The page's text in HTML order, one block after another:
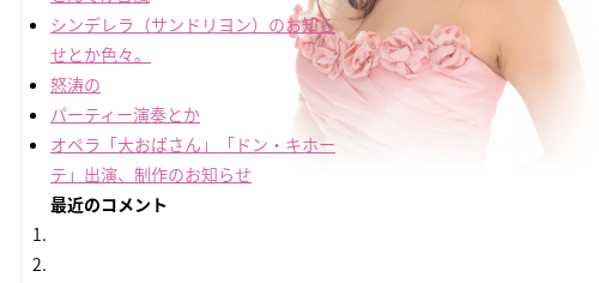
シンデレラ（サンドリヨン）のお知ら
せとか色々。
怒涛の
パーティー演奏とか
オペラ「大おばさん」「ドン・キホー
テ」出演、制作のお知らせ
最近のコメント